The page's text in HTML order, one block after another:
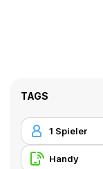
TAGS
1 Spieler
Handy